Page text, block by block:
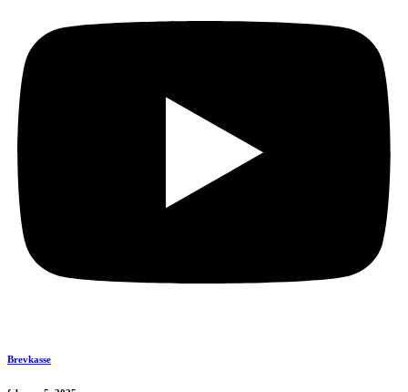
Brevkasse